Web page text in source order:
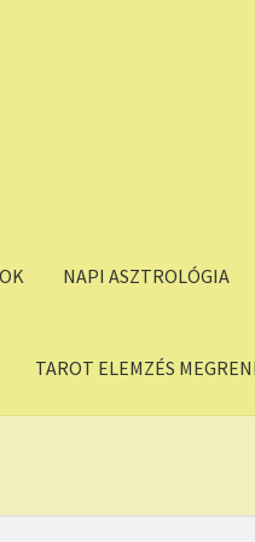
NAPI ASZTROLÓGIA
TAROT ELEMZÉS